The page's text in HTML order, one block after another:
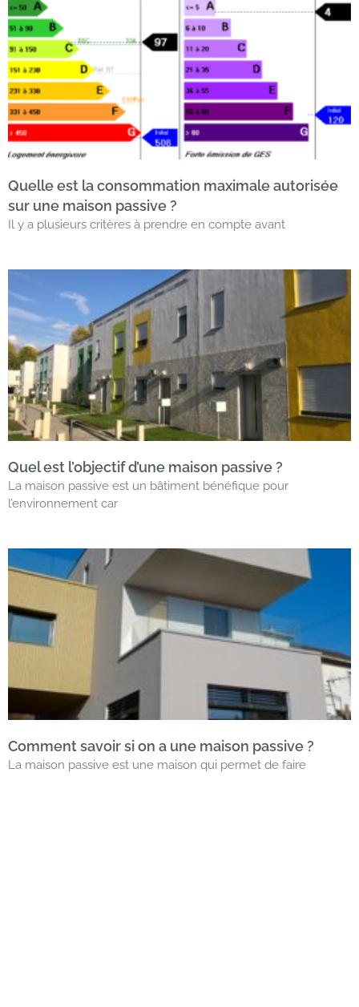
Quelle est la consommation maximale autorisée
sur une maison passive ?
Il y a plusieurs critères à prendre en compte avant
Quel est l’objectif d’une maison passive ?
La maison passive est un bâtiment bénéfique pour
l’environnement car
Comment savoir si on a une maison passive ?
La maison passive est une maison qui permet de faire